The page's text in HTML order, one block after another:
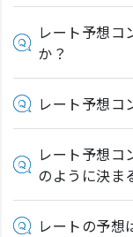
レート予想コ
か？
レート予想コ
レート予想コ
のように決ま
レートの予想